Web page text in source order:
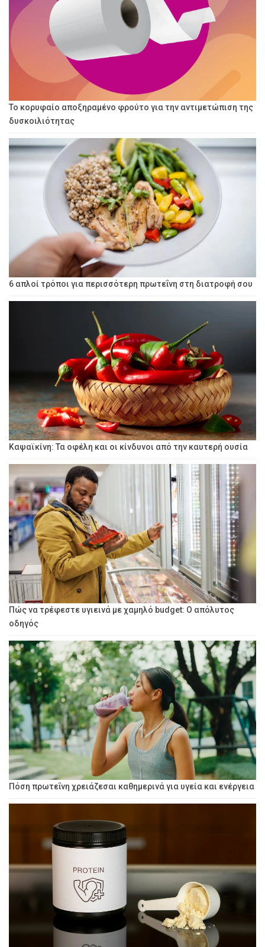
Το κορυφαίο αποξηραμένο φρούτο για την αντιμετώπιση της
δυσκοιλιότητας
6 απλοί τρόποι για περισσότερη πρωτεΐνη στη διατροφή σου
Καψαϊκίνη: Τα οφέλη και οι κίνδυνοι από την καυτερή ουσία
Πώς να τρέφεστε υγιεινά με χαμηλό budget: Ο απόλυτος
οδηγός
Πόση πρωτεΐνη χρειάζεσαι καθημερινά για υγεία και ενέργεια